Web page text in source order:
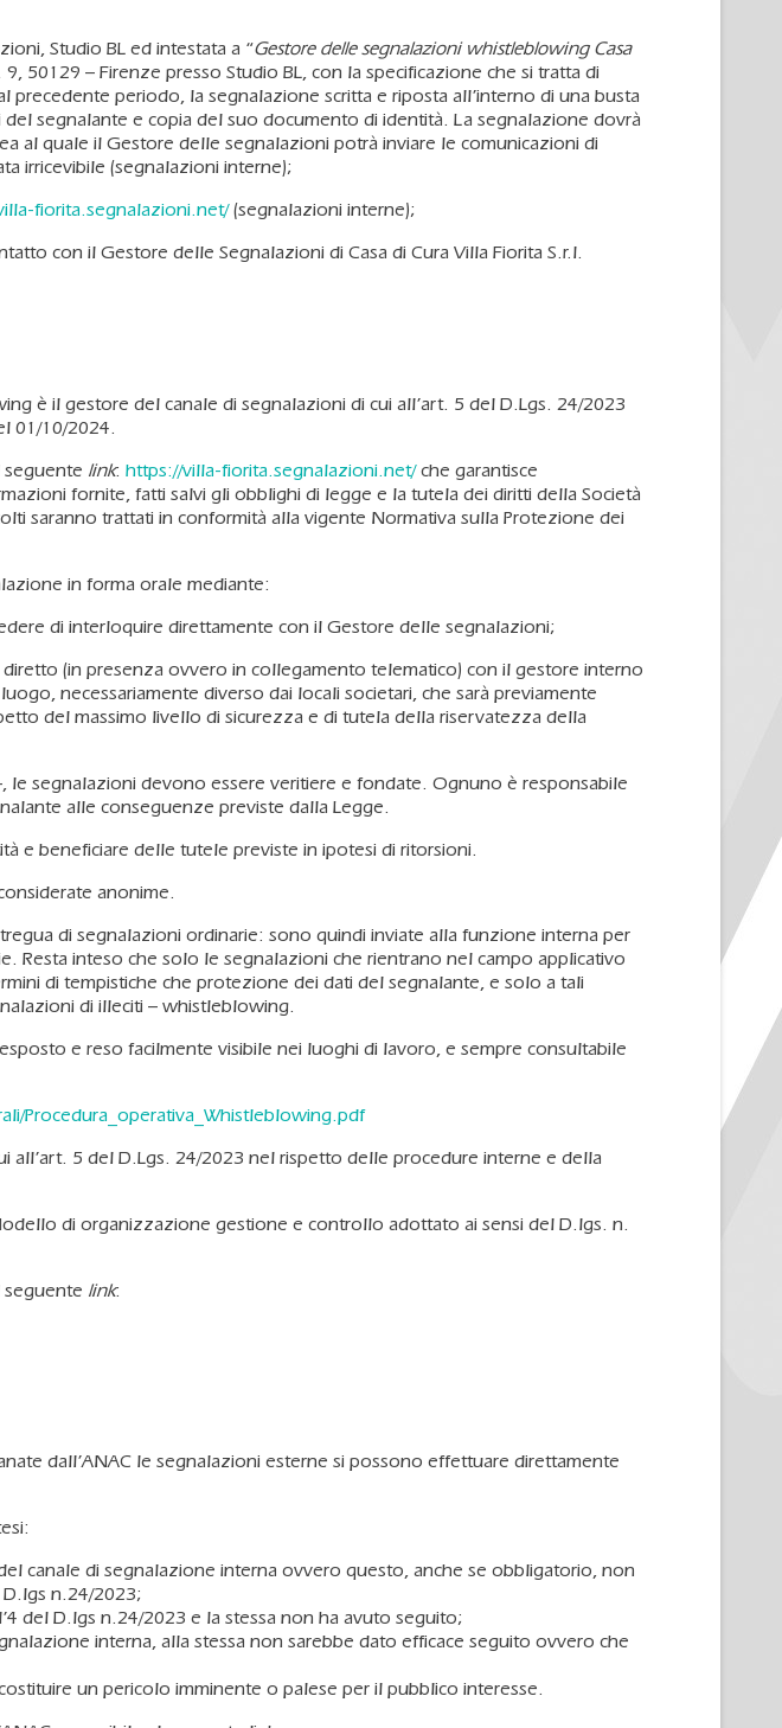
Studio BL ed intestata a “Gestore delle segnalazioni whistleblowing Casa
50129 – Firenze presso Studio BL, con la specificazione che si tratta di
precedente periodo, la segnalazione scritta e riposta all’interno di una busta
segnalante e copia del suo documento di identità. La segnalazione dovrà
al quale il Gestore delle segnalazioni potrà inviare le comunicazioni di
irricevibile (segnalazioni interne);
fiorita.segnalazioni.net/(segnalazioni interne);
con il Gestore delle Segnalazioni di Casa di Cura Villa Fiorita S.r.l.
è il gestore del canale di segnalazioni di cui all’art. 5 del D.Lgs. 24/2023
01/10/2024.
seguente link: https://villa-fiorita.segnalazioni.net/che garantisce
fornite, fatti salvi gli obblighi di legge e la tutela dei diritti della Società
saranno trattati in conformità alla vigente Normativa sulla Protezione dei
in forma orale mediante:
di interloquire direttamente con il Gestore delle segnalazioni;
(in presenza ovvero in collegamento telematico) con il gestore interno
necessariamente diverso dai locali societari, che sarà previamente
del massimo livello di sicurezza e di tutela della riservatezza della
le segnalazioni devono essere veritiere e fondate. Ognuno è responsabile
alle conseguenze previste dalla Legge.
e beneficiare delle tutele previste in ipotesi di ritorsioni.
anonime.
di segnalazioni ordinarie: sono quindi inviate alla funzione interna per
Resta inteso che solo le segnalazioni che rientrano nel campo applicativo
di tempistiche che protezione dei dati del segnalante, e solo a tali
di illeciti – whistleblowing.
e reso facilmente visibile nei luoghi di lavoro, e sempre consultabile
Procedura_operativa_Whistleblowing.pdf
all’art. 5 del D.Lgs. 24/2023 nel rispetto delle procedure interne e della
di organizzazione gestione e controllo adottato ai sensi del D.lgs. n.
seguente link:
dall’ANAC le segnalazioni esterne si possono effettuare direttamente
canale di segnalazione interna ovvero questo, anche se obbligatorio, non
n.24/2023;
del D.lgs n.24/2023 e la stessa non ha avuto seguito;
interna, alla stessa non sarebbe dato efficace seguito ovvero che
un pericolo imminente o palese per il pubblico interesse.